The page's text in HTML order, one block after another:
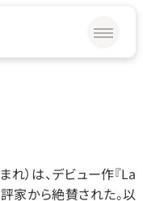
れ）は、デビュー作『La
家から絶賛された。以